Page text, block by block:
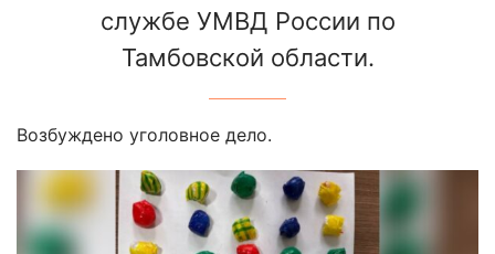
службе УМВД России по
Тамбовской области.
Возбуждено уголовное дело.